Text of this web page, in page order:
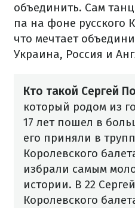
объединить. Сам
па на фоне русского
что мечтает
Украина, Россия и
Кто такой Сергей
который родом из
17 лет пошел в
его приняли в
Королевского
избрали самым
истории. В 22
Королевского